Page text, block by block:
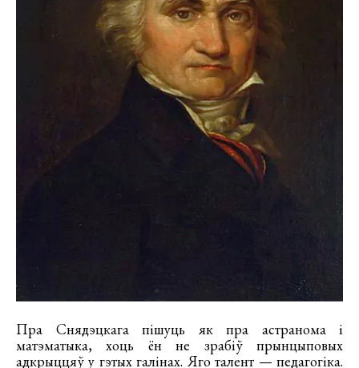
Пра Снядэцкага пішуць як пра астранома і
матэматыка, хоць ён не зрабіў прынцыповых
адкрыццяў у гэтых галінах. Яго талент — педагогіка.